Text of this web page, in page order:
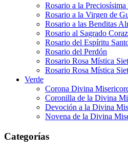
Rosario a la
Rosario a la Virgen de
Rosario a las Benditas
Rosario al Sagrado
Rosario del Espíritu
Rosario del Perdón
Rosario Rosa Mística
Rosario Rosa Mística
Verde
Corona Divina
Coronilla de la Divina
Devoción a la Divina
Novena de la Divina
Categorías